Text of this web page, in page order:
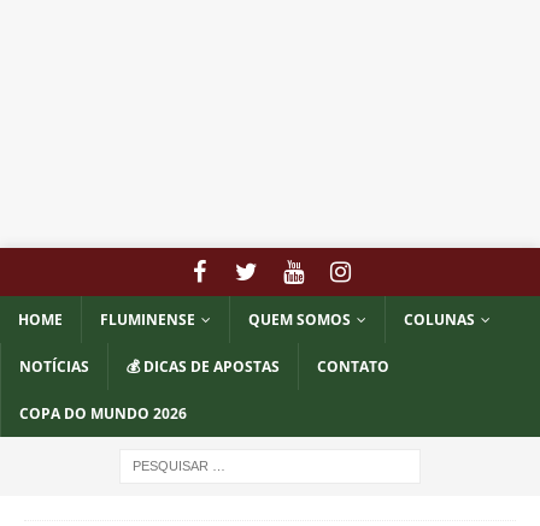
HOME FLUMINENSE QUEM SOMOS COLUNAS
NOTÍCIAS 💰 DICAS DE APOSTAS CONTATO
COPA DO MUNDO 2026